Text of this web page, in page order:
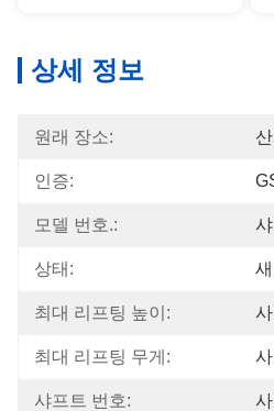
상세 정보
원래 장소:
인증:
모델 번호.:
상태:
최대 리프팅 높이:
최대 리프팅 무게:
샤프트 번호: